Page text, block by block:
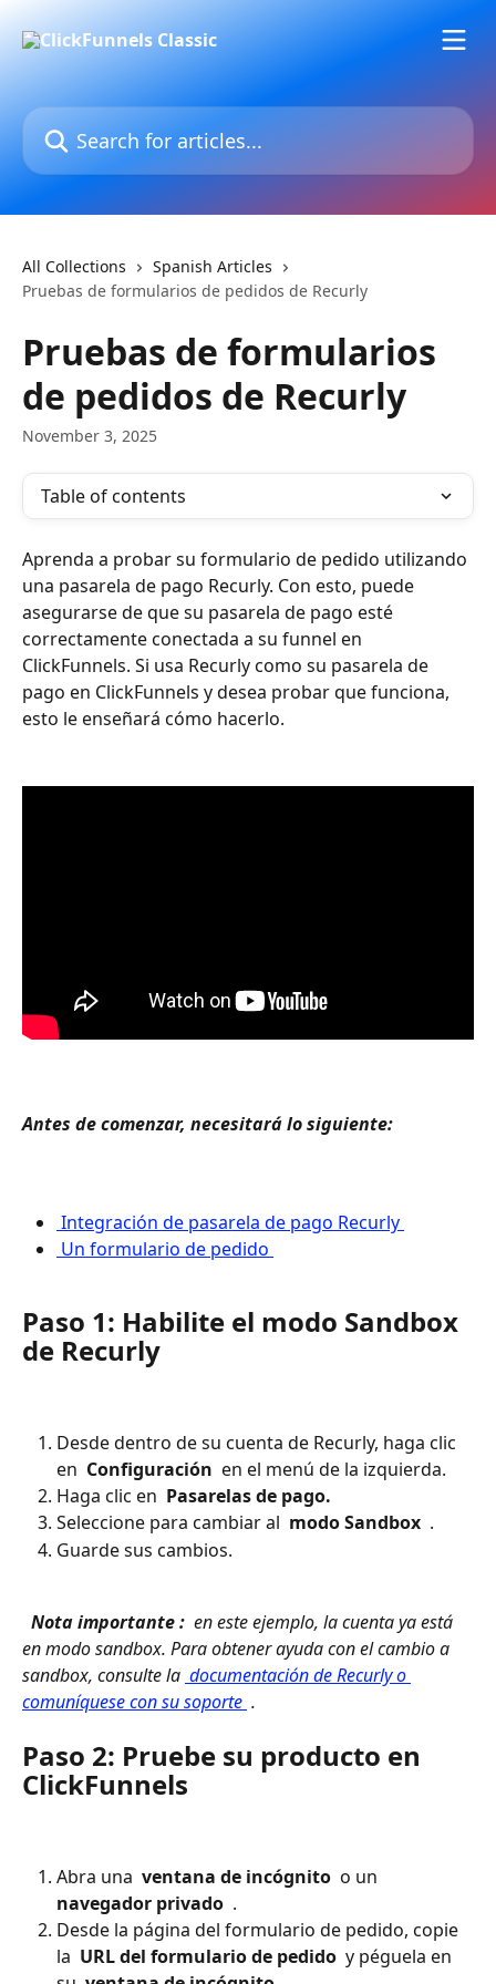
Search for articles...
All Collections
Spanish Articles
Pruebas de formularios de pedidos de Recurly
Pruebas de formularios
de pedidos de Recurly
November 3, 2025
Table of contents
Aprenda a probar su formulario de pedido utilizando
una pasarela de pago Recurly. Con esto, puede
asegurarse de que su pasarela de pago esté
correctamente conectada a su funnel en
ClickFunnels. Si usa Recurly como su pasarela de
pago en ClickFunnels y desea probar que funciona,
esto le enseñará cómo hacerlo.
Antes de comenzar, necesitará lo siguiente:
Integración de pasarela de pago Recurly
Un formulario de pedido
Paso 1: Habilite el modo Sandbox
de Recurly
Desde dentro de su cuenta de Recurly, haga clic
en Configuración en el menú de la izquierda.
Haga clic en Pasarelas de pago.
Seleccione para cambiar al modo Sandbox .
Guarde sus cambios.
Nota importante : en este ejemplo, la cuenta ya está
en modo sandbox. Para obtener ayuda con el cambio a
sandbox, consulte la documentación de Recurly o
comuníquese con su soporte .
Paso 2: Pruebe su producto en
ClickFunnels
Abra una ventana de incógnito o un
navegador privado .
Desde la página del formulario de pedido, copie
la URL del formulario de pedido y péguela en